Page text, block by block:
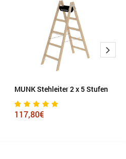
MUNK Stehleiter 2 x 5 Stufen
117,80€